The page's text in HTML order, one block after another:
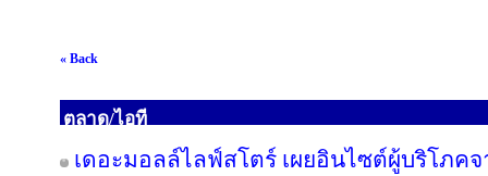
« Back
ตลาด/ไอที
เดอะมอลล์ไลฟ์สโตร์ เผยอินไซต์ผู้บริโภค